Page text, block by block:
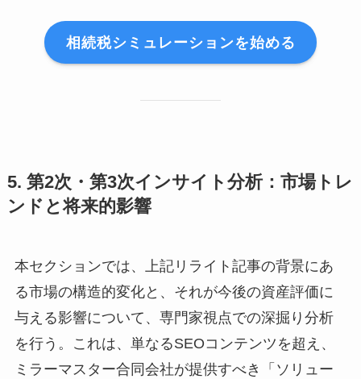
相続税シミュレーションを始める
5. 第2次・第3次インサイト分析：市場トレ
ンドと将来的影響
本セクションでは、上記リライト記事の背景にあ
る市場の構造的変化と、それが今後の資産評価に
与える影響について、専門家視点での深掘り分析
を行う。これは、単なるSEOコンテンツを超え、
ミラーマスター合同会社が提供すべき「ソリュー